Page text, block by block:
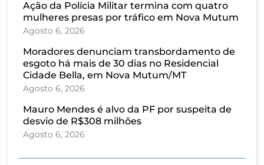
Ação da Polícia Militar termina com quatro
mulheres presas por tráfico em Nova Mutum
Agosto 6, 2026
Moradores denunciam transbordamento de
esgoto há mais de 30 dias no Residencial
Cidade Bella, em Nova Mutum/MT
Agosto 6, 2026
Mauro Mendes é alvo da PF por suspeita de
desvio de R$308 milhões
Agosto 6, 2026